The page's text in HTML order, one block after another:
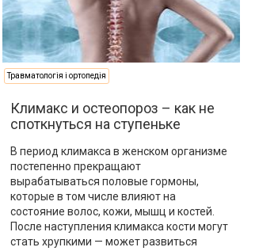
Травматологія і ортопедія
Климакс и остеопороз – как не
споткнуться на ступеньке
В период климакса в женском организме
постепенно прекращают
вырабатываться половые гормоны,
которые в том числе влияют на
состояние волос, кожи, мышц и костей.
После наступления климакса кости могут
стать хрупкими — может развиться